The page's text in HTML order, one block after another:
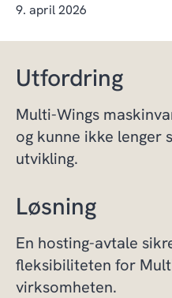
9. april 2026
Utfordring
Multi-Wings
og kunne ikke lenger
utvikling.
Løsning
En hosting-avtale
fleksibiliteten for
virksomheten.